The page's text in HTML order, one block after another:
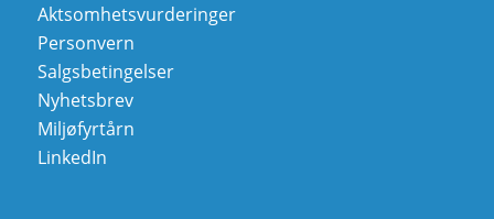
Aktsomhetsvurderinger
Personvern
Salgsbetingelser
Nyhetsbrev
Miljøfyrtårn
LinkedIn